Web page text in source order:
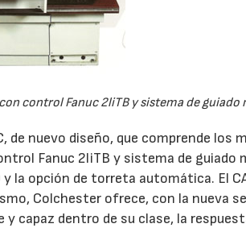
control Fanuc 2liTB y sistema de guiado
nuevo diseño, que comprende los
Fanuc 2liTB y sistema de guiado
la opción de torreta automática. El
Colchester ofrece, con la nueva
capaz dentro de su clase, la